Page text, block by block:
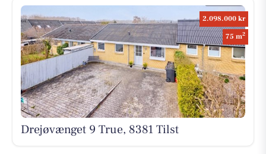
2.098.000 kr
75 m2
Drejøvænget 9 True, 8381 Tilst